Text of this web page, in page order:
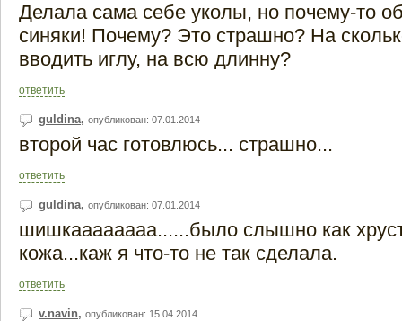
Делала сама себе уколы, но почему-то
синяки! Почему? Это страшно? На
вводить иглу, на всю длинну?
ответить
guldina, опубликован: 07.01.2014
второй час готовлюсь... страшно...
ответить
guldina, опубликован: 07.01.2014
шишкаааааааа......было слышно как
кожа...каж я что-то не так сделала.
ответить
v.navin, опубликован: 15.04.2014